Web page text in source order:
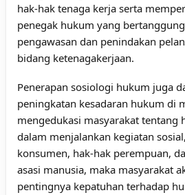
hak-hak tenaga kerja serta
penegak hukum yang
pengawasan dan penindakan
bidang ketenagakerjaan.
Penerapan sosiologi hukum juga
peningkatan kesadaran hukum di
mengedukasi masyarakat tentang
dalam menjalankan kegiatan
konsumen, hak-hak perempuan,
asasi manusia, maka masyarakat
pentingnya kepatuhan terhadap